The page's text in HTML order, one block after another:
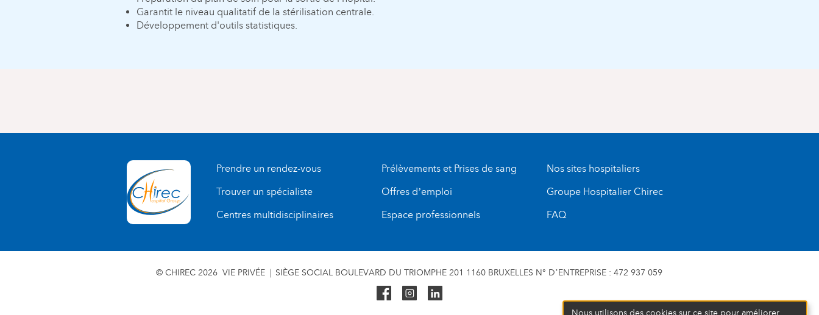
Garantit le niveau qualitatif de la stérilisation centrale.
Développement d'outils statistiques.
Prendre un rendez-vous
Trouver un spécialiste
Centres multidisciplinaires
Prélèvements et Prises de sang
Offres d’emploi
Espace professionnels
Nos sites hospitaliers
Groupe Hospitalier Chirec
FAQ
© CHIREC 2026 VIE PRIVÉE SIÈGE SOCIAL BOULEVARD DU TRIOMPHE 201 1160 BRUXELLES N° D’ENTREPRISE : 472 937 059
Nous utilisons des cookies sur ce site pour améliorer